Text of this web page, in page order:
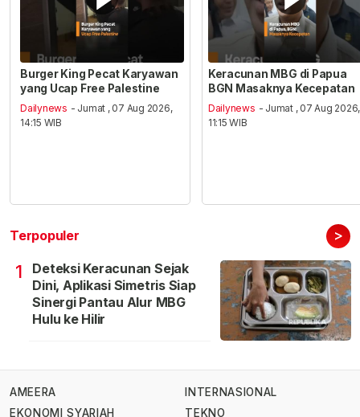
Burger King Pecat Karyawan
yang Ucap Free Palestine
Dailynews - Jumat , 07 Aug 2026,
14:15 WIB
Keracunan MBG di Papua
BGN Masaknya Kecepatan
Dailynews - Jumat , 07 Aug 2026,
11:15 WIB
Terpopuler >
1
Deteksi Keracunan Sejak
Dini, Aplikasi Simetris Siap
Sinergi Pantau Alur MBG
Hulu ke Hilir
AMEERA
EKONOMI SYARIAH
INTERNASIONAL
TEKNO